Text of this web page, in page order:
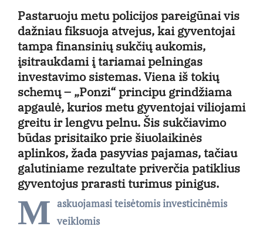
Pastaruoju metu policijos pareigūnai vis
dažniau fiksuoja atvejus, kai gyventojai
tampa finansinių sukčių aukomis,
įsitraukdami į tariamai pelningas
investavimo sistemas. Viena iš tokių
schemų – „Ponzi“ principu grindžiama
apgaulė, kurios metu gyventojai viliojami
greitu ir lengvu pelnu. Šis sukčiavimo
būdas prisitaiko prie šiuolaikinės
aplinkos, žada pasyvias pajamas, tačiau
galutiniame rezultate priverčia patiklius
gyventojus prarasti turimus pinigus.
M askuojamasi teisėtomis investicinėmis
veiklomis